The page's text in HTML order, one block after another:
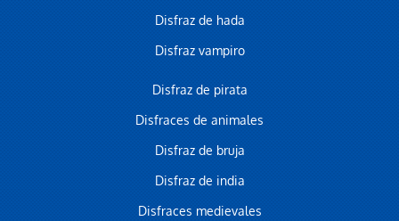
Disfraz de hada
Disfraz vampiro
Disfraz de pirata
Disfraces de animales
Disfraz de bruja
Disfraz de india
Disfraces medievales